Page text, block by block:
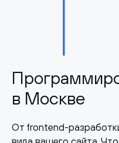
в Москве
От frontend-